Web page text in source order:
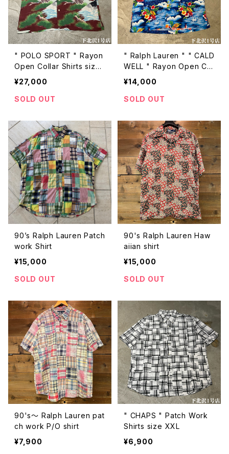
" POLO SPORT " Rayon
Open Collar Shirts size
L " 和柄 "
¥27,000
SOLD OUT
" Ralph Lauren " " CALD
WELL " Rayon Open Col
lar Shirts size L
¥14,000
SOLD OUT
90’s Ralph Lauren Patch
work Shirt
¥15,000
SOLD OUT
90's Ralph Lauren Haw
aiian shirt
¥15,000
SOLD OUT
90's〜 Ralph Lauren pat
ch work P/O shirt
¥7,900
" CHAPS " Patch Work
Shirts size XXL
¥6,900